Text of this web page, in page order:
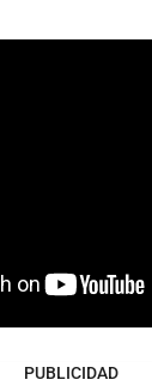
PUBLICIDAD